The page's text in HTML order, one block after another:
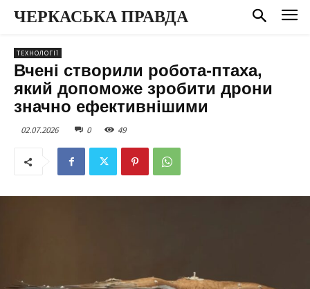
ЧЕРКАСЬКА ПРАВДА
ТЕХНОЛОГІЇ
Вчені створили робота-птаха,
який допоможе зробити дрони
значно ефективнішими
02.07.2026 0 49